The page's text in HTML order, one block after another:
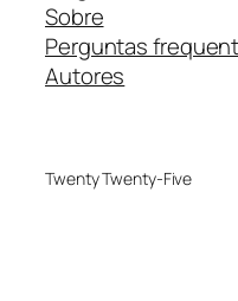
Sobre
Perguntas
Autores
Twenty Twenty-Five